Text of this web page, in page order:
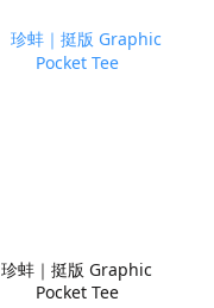
珍蚌｜挺版 Graphic
Pocket Tee